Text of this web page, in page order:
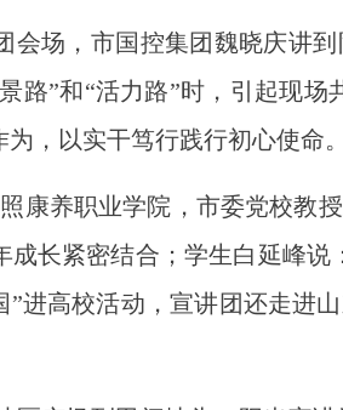
，市国控集团魏晓庆讲到
路”和“活力路”时，引起现
，以实干笃行践行初心使命
养职业学院，市委党校教
成长紧密结合；学生白延峰
”进高校活动，宣讲团还走进